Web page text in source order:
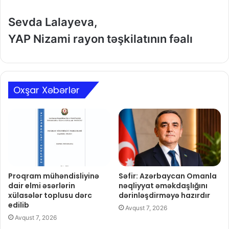
Sevda Lalayeva,
YAP Nizami rayon təşkilatının fəalı
Oxşar Xəbərlər
Proqram mühəndisliyinə
dair elmi əsərlərin
xülasələr toplusu dərc
edilib
Avqust 7, 2026
Səfir: Azərbaycan Omanla
nəqliyyat əməkdaşlığını
dərinləşdirməyə hazırdır
Avqust 7, 2026